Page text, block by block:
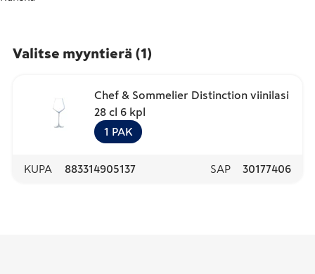
Valitse myyntierä (1)
Chef & Sommelier Distinction viinilasi
28 cl 6 kpl
1 PAK
KUPA 883314905137 SAP 30177406